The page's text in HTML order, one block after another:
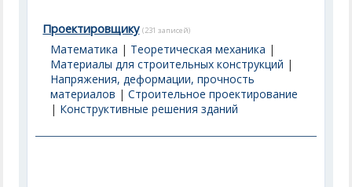
Проектировщику (231 записей)
Математика | Теоретическая механика |
Материалы для строительных конструкций |
Напряжения, деформации, прочность
материалов |Строительное проектирование
| Конструктивные решения зданий